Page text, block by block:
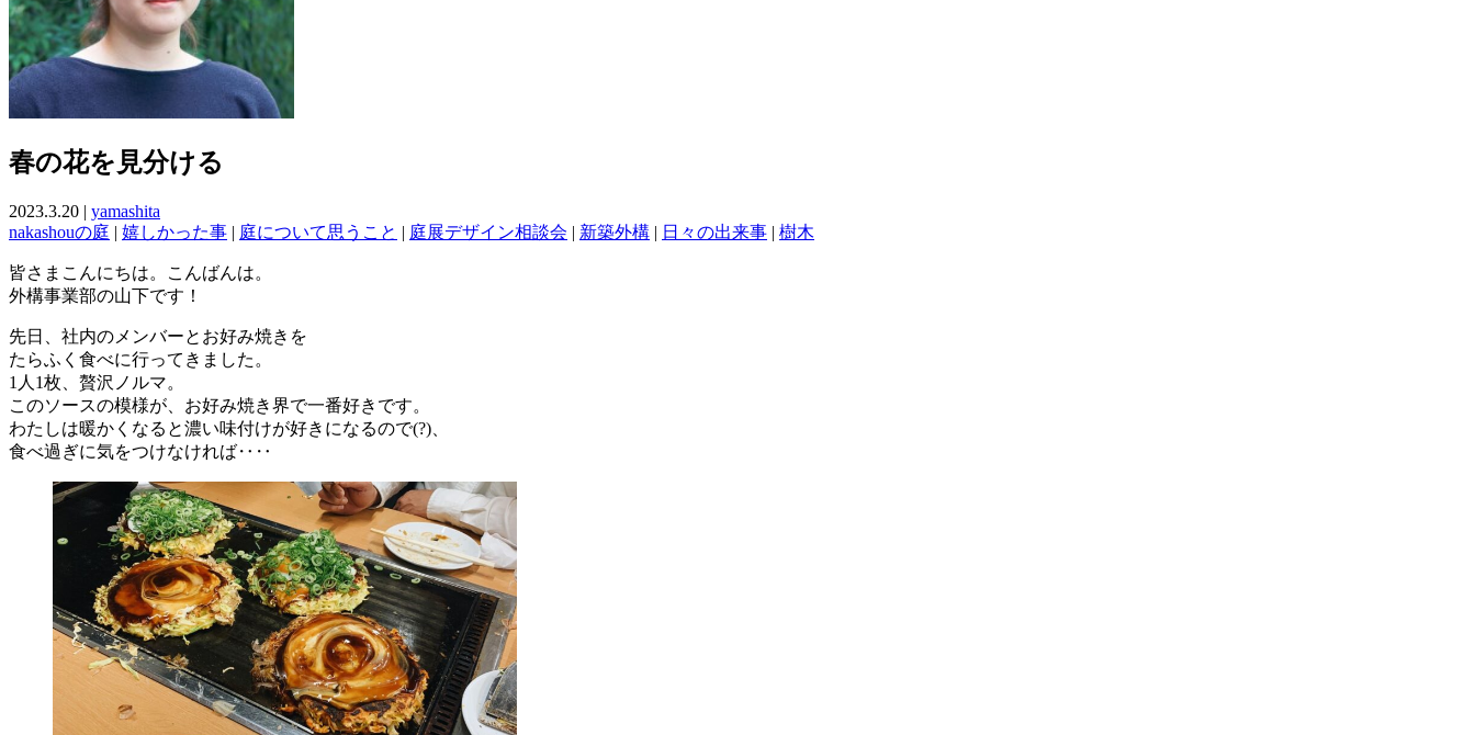
春の花を見分ける
2023.3.20 | yamashita
nakashouの庭 | 嬉しかった事 | 庭について思うこと | 庭展デザイン相談会 | 新築外構 | 日々の出来事 | 樹木
皆さまこんにちは。こんばんは。
外構事業部の山下です！
先日、社内のメンバーとお好み焼きを
たらふく食べに行ってきました。
1人1枚、贅沢ノルマ。
このソースの模様が、お好み焼き界で一番好きです。
わたしは暖かくなると濃い味付けが好きになるので(?)、
食べ過ぎに気をつけなければ‥‥